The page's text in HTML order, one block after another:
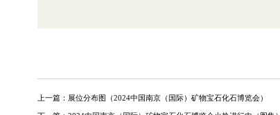
上一篇： 展位分布图（2024中国南京（国际）矿物宝石化石博览会）